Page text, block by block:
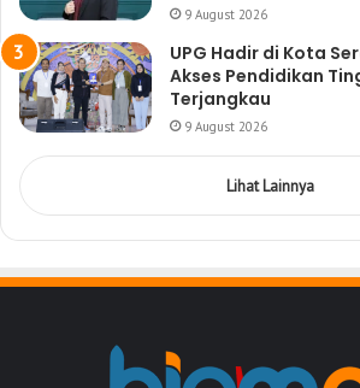
9 August 2026
UPG Hadir di Kota
Akses Pendidikan
Terjangkau
9 August 2026
Lihat Lainnya